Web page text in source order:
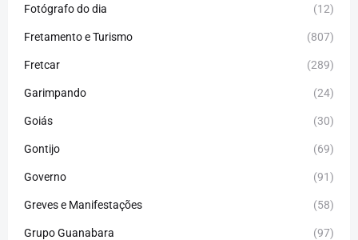
Fotógrafo do dia (12)
Fretamento e Turismo (807)
Fretcar (289)
Garimpando (24)
Goiás (30)
Gontijo (69)
Governo (91)
Greves e Manifestações (58)
Grupo Guanabara (97)